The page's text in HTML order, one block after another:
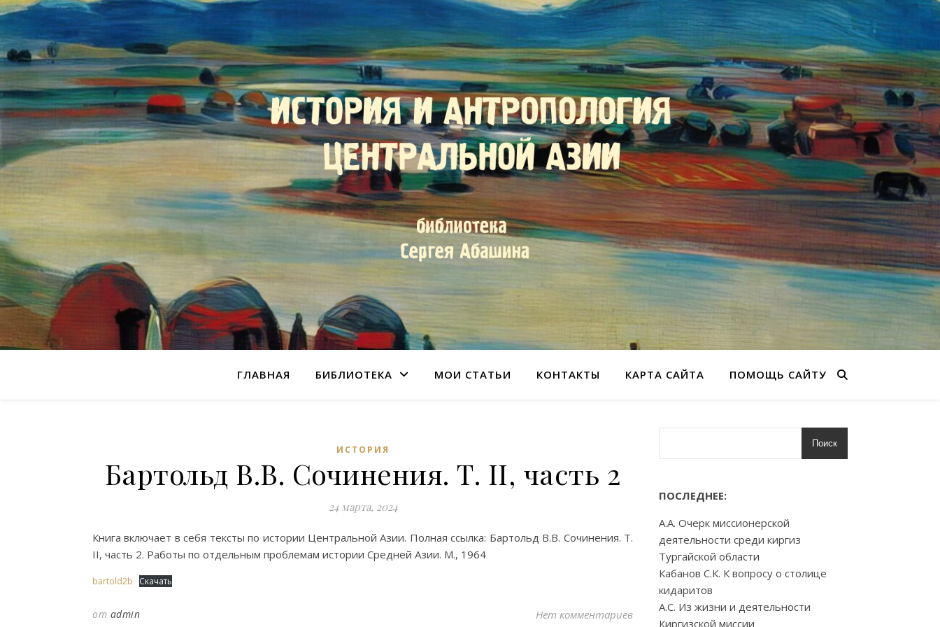
ГЛАВНАЯ БИБЛИОТЕКА МОИ СТАТЬИ КОНТАКТЫ КАРТА САЙТА ПОМОЩЬ САЙТУ
ИСТОРИЯ
Бартольд В.В. Сочинения. Т. II, часть 2
24 марта, 2024
Книга включает в себя тексты по истории Центральной Азии. Полная ссылка: Бартольд В.В. Сочинения. Т.
II, часть 2. Работы по отдельным проблемам истории Средней Азии. М., 1964
bartold2b Скачать
от admin Нет комментариев
Поиск
ПОСЛЕДНЕЕ:
А.А. Очерк миссионерской
деятельности среди киргиз
Тургайской области
Кабанов С.К. К вопросу о столице
кидаритов
А.С. Из жизни и деятельности
Киргизской миссии